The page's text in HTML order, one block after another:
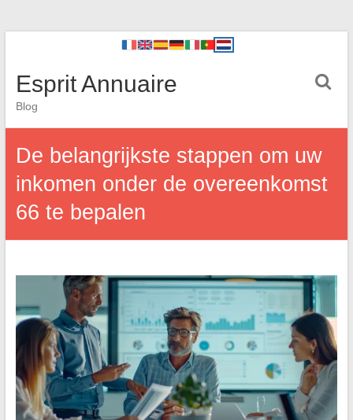
Esprit Annuaire
Blog
De belangrijkste stappen om uw
inkomen onder de overeenkomst
66 te bepalen